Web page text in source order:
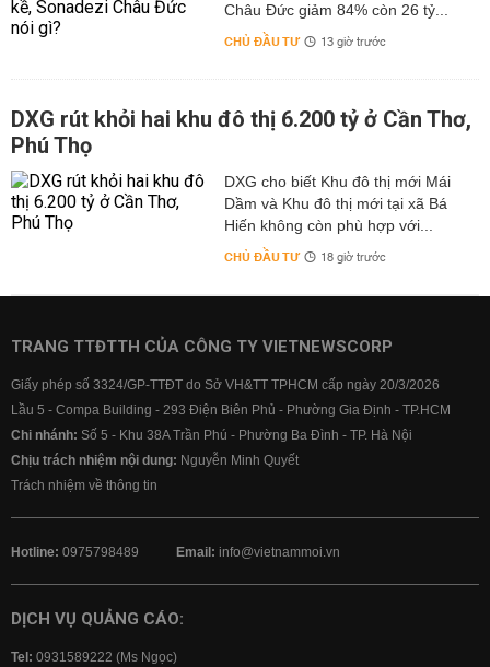
Châu Đức giảm 84% còn 26 tỷ...
CHỦ ĐẦU TƯ 13 giờ trước
DXG rút khỏi hai khu đô thị 6.200 tỷ ở Cần Thơ,
Phú Thọ
DXG cho biết Khu đô thị mới Mái
Dầm và Khu đô thị mới tại xã Bá
Hiến không còn phù hợp với...
CHỦ ĐẦU TƯ 18 giờ trước
TRANG TTĐTTH CỦA CÔNG TY VIETNEWSCORP
Giấy phép số 3324/GP-TTĐT do Sở VH&TT TPHCM cấp ngày 20/3/2026
Lầu 5 - Compa Building - 293 Điện Biên Phủ - Phường Gia Định - TP.HCM
Chi nhánh: Số 5 - Khu 38A Trần Phú - Phường Ba Đình - TP. Hà Nội
Chịu trách nhiệm nội dung: Nguyễn Minh Quyết
Trách nhiệm về thông tin
Hotline: 0975798489 Email: info@vietnammoi.vn
DỊCH VỤ QUẢNG CÁO:
Tel: 0931589222 (Ms Ngọc)